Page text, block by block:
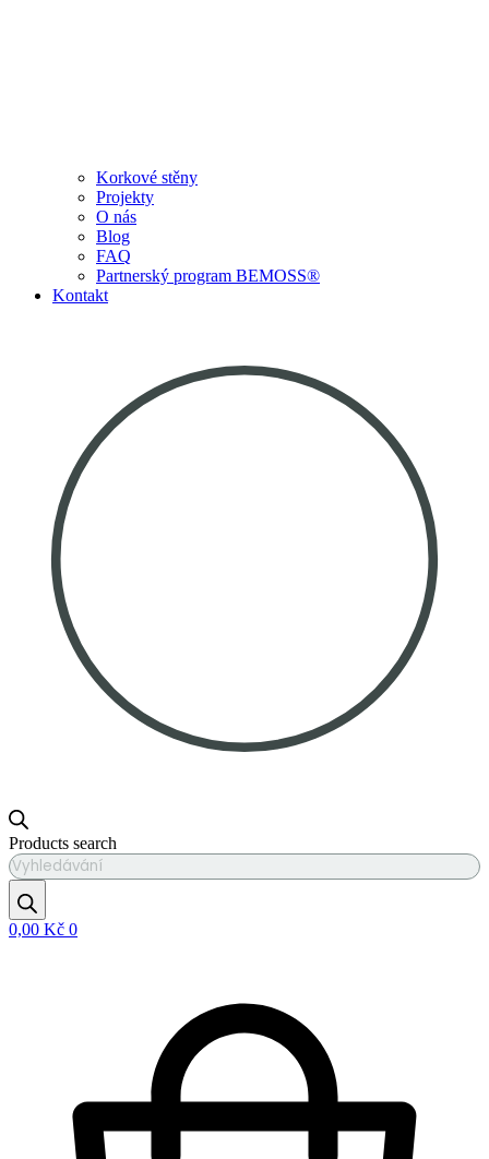
Korkové stěny
Projekty
O nás
Blog
FAQ
Partnerský program BEMOSS®
Kontakt
Products search
0,00 Kč 0